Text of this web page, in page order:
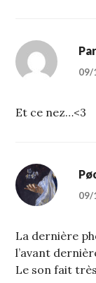
09/
Et ce nez…<3
09/
La dernière
l’avant
Le son fait très